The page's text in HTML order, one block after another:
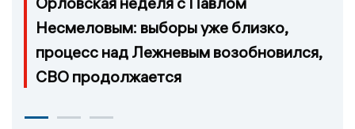
Несмеловым: выборы уже близко,
процесс над Лежневым возобновился,
СВО продолжается